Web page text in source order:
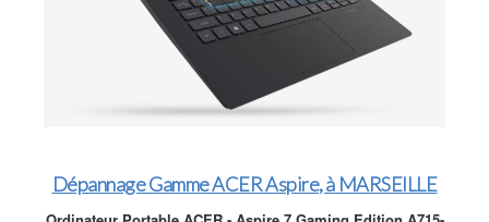
Dépannage Gamme ACER Aspire, à MARSEILLE